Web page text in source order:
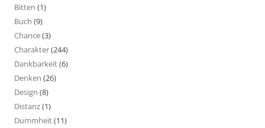
Bitten (1)
Buch (9)
Chance(3)
Charakter(244)
Dankbarkeit(6)
Denken (26)
Design (8)
Distanz(1)
Dummheit(11)